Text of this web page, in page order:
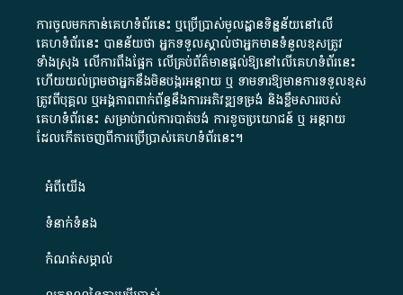
ការចូលមកកាន់គេហទំព័រនេះ ឬប្រើប្រាស់មូលដ្ឋានទិន្នន័យនៅលើ
គេហទំព័រនេះ បានន័យថា អ្នកទទួលស្គាល់ថាអ្នកមានទំនួលខុសត្រូវ
ទាំងស្រុង លើការពឹងផ្អែក លើគ្រប់ព័ត៌មានផ្តល់ឱ្យនៅលើគេហទំព័រនេះ
ហើយយល់ព្រមថាអ្នកនឹងមិនបង្ករអន្តរាយ ឬ ទាមទារ​ឱ្យមានការទទួលខុស​
ត្រូវពីបុគ្គល ឬអង្គភាពពាក់ព័ន្ធនឹងការអភិវឌ្ឍទម្រង់ និងខ្លឹមសាររបស់
គេហទំព័រនេះ សម្រាប់រាល់ការបាត់បង់ ការខូចប្រយោជន៍ ឬ អន្តរាយ
ដែលកើតចេញពីការប្រើប្រាស់គេហទំព័រនេះ។
អំពី​យើង​
ទំនាក់ទំនង
កំណត់សម្គាល់